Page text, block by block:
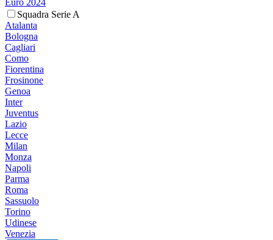
Euro 2024
Squadra Serie A
Atalanta
Bologna
Cagliari
Como
Fiorentina
Frosinone
Genoa
Inter
Juventus
Lazio
Lecce
Milan
Monza
Napoli
Parma
Roma
Sassuolo
Torino
Udinese
Venezia